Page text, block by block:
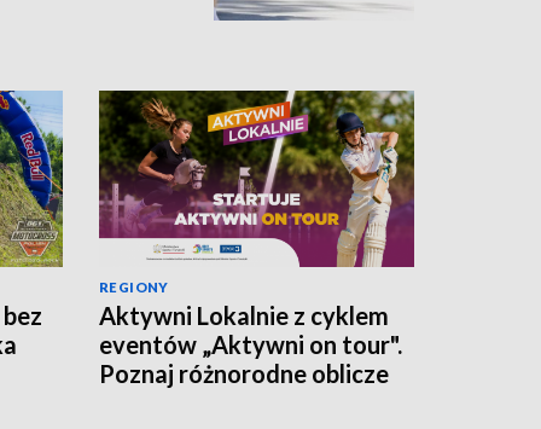
REGIONY
Aktywni Lokalnie z cyklem
eventów „Aktywni on tour".
Poznaj różnorodne oblicze